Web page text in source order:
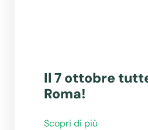
Il 7 ottobre
Roma!
Scopri di più